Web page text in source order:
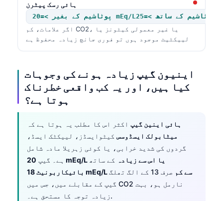
ہائی رسک پیٹرن
اگر علامات، کم CO2، یا غیر معمولی کیٹونز یا
لییکٹیٹ موجود ہوں تو فوری جانچ زیادہ محفوظ ہے
اینیون گیپ زیادہ ہونے کی وجوہات
کیا ہیں، اور یہ کب واقعی خطرناک
ہوتا ہے؟
ہائی اینین گیپ اکثر اس کا مطلب یہ ہوتا ہے کہ
میٹابولک ایسڈوسس کیٹوایسڈز، لییکٹک ایسڈ،
گردوں کی شدید خرابی، یا کوئی زہریلا مادہ شامل
ہے۔ گیپ
20 mEq/L یا اس سے زیادہ کے ساتھ
بائیکاربونیٹ 18 mEq/L سے کم
صرف 13 کے الگ تھلگ
گیپ کے مقابلے میں، جس میں CO2 نارمل ہو، بہت
زیادہ توجہ کا مستحق ہے۔.